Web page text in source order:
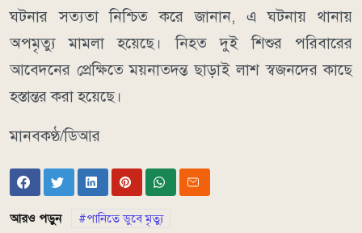
ঘটনার সত্যতা নিশ্চিত করে জানান, এ ঘটনায় থানায়
অপমৃত্যু মামলা হয়েছে। নিহত দুই শিশুর পরিবারের
আবেদনের প্রেক্ষিতে ময়নাতদন্ত ছাড়াই লাশ স্বজনদের কাছে
হস্তান্তর করা হয়েছে।
মানবকণ্ঠ/ডিআর
আরও পড়ুন পানিতে ডুবে মৃত্যু